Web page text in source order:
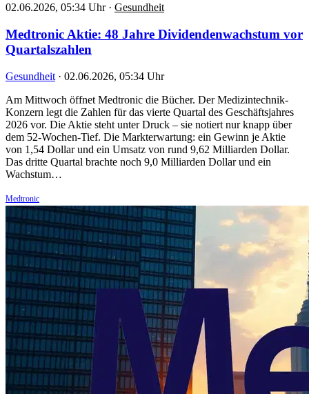
02.06.2026, 05:34 Uhr · Gesundheit
Medtronic Aktie: 48 Jahre Dividendenwachstum vor
Quartalszahlen
Gesundheit · 02.06.2026, 05:34 Uhr
Am Mittwoch öffnet Medtronic die Bücher. Der Medizintechnik-
Konzern legt die Zahlen für das vierte Quartal des Geschäftsjahres
2026 vor. Die Aktie steht unter Druck – sie notiert nur knapp über
dem 52-Wochen-Tief. Die Markterwartung: ein Gewinn je Aktie
von 1,54 Dollar und ein Umsatz von rund 9,62 Milliarden Dollar.
Das dritte Quartal brachte noch 9,0 Milliarden Dollar und ein
Wachstum…
Medtronic